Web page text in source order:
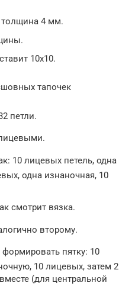
толщина 4 мм.
10х10.
тапочек
петли.
10 лицевых петель, одна
одна изнаночная, 10
смотрит вязка.
второму.
пятку: 10
10 лицевых, затем 2
(для центральной